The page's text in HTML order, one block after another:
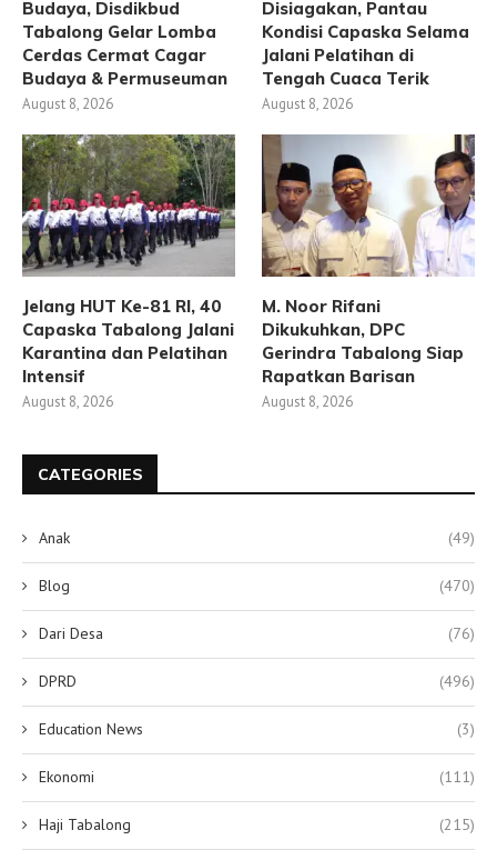
Budaya, Disdikbud
Tabalong Gelar Lomba
Cerdas Cermat Cagar
Budaya & Permuseuman
August 8, 2026
Disiagakan, Pantau
Kondisi Capaska Selama
Jalani Pelatihan di
Tengah Cuaca Terik
August 8, 2026
Jelang HUT Ke-81 RI, 40
Capaska Tabalong Jalani
Karantina dan Pelatihan
Intensif
August 8, 2026
M. Noor Rifani
Dikukuhkan, DPC
Gerindra Tabalong Siap
Rapatkan Barisan
August 8, 2026
CATEGORIES
Anak (49)
Blog (470)
Dari Desa (76)
DPRD (496)
Education News (3)
Ekonomi (111)
Haji Tabalong (215)